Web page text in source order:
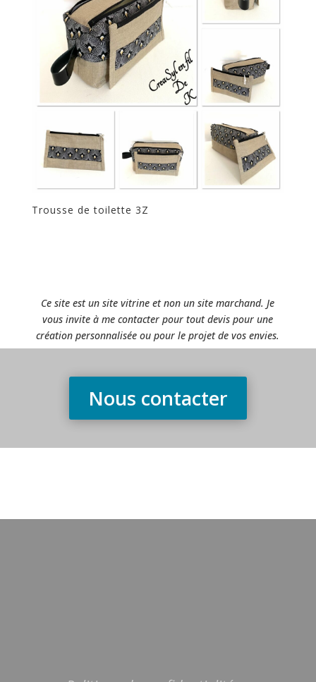
Trousse de toilette 3Z
Ce site est un site vitrine et non un site marchand. Je
vous invite à me contacter pour tout devis pour une
création personnalisée ou pour le projet de vos envies.
Nous contacter